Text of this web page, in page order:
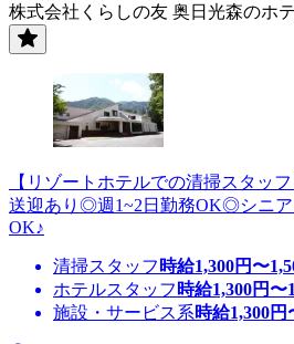
株式会社くらしの友 奥日光森のホ
【リゾートホテルでの清掃スタッ
送迎あり◎週1~2日勤務OK◎シニ
OK♪
清掃スタッフ 時給1,300円〜
ホテルスタッフ 時給1,300円〜
施設・サービス系時給1,300円